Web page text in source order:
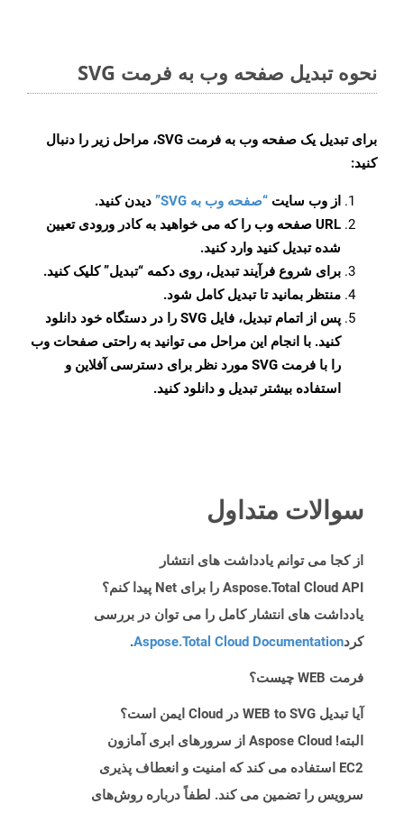
نحوه تبدیل صفحه وب به فرمت SVG
برای تبدیل یک صفحه وب به فرمت SVG، مراحل زیر را دنبال
کنید:
از وب سایت “صفحه وب به SVG”
دیدن کنید.
URL صفحه وب را که می خواهید به کادر ورودی تعیین
شده تبدیل کنید وارد کنید.
برای شروع فرآیند تبدیل، روی دکمه “تبدیل” کلیک کنید.
منتظر بمانید تا تبدیل کامل شود.
پس از اتمام تبدیل، فایل SVG را در دستگاه خود دانلود
کنید. با انجام این مراحل می توانید به راحتی صفحات وب
را با فرمت SVG مورد نظر برای دسترسی آفلاین و
استفاده بیشتر تبدیل و دانلود کنید.
سوالات متداول
از کجا می توانم یادداشت های انتشار
Aspose.Total Cloud API را برای Net پیدا کنم؟
یادداشت های انتشار کامل را می توان در بررسی
کردAspose.Total Cloud Documentation
.
فرمت WEB چیست؟
آیا تبدیل WEB to SVG در Cloud ایمن است؟
البته! Aspose Cloud از سرورهای ابری آمازون
EC2 استفاده می کند که امنیت و انعطاف پذیری
سرویس را تضمین می کند. لطفاً درباره روش‌های